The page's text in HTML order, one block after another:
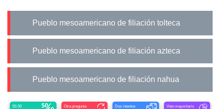
Pueblo mesoamericano de filiación tolteca
Pueblo mesoamericano de filiación azteca
Pueblo mesoamericano de filiación nahua
50-50 Otra pregunta Dos intentos Voto mayoritario